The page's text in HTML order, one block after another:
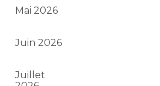
Mai 2026
Juin 2026
Juillet